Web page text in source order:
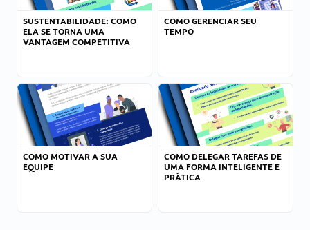
SUSTENTABILIDADE: COMO
ELA SE TORNA UMA
VANTAGEM COMPETITIVA
COMO GERENCIAR SEU
TEMPO
COMO MOTIVAR A SUA
EQUIPE
COMO DELEGAR TAREFAS DE
UMA FORMA INTELIGENTE E
PRÁTICA